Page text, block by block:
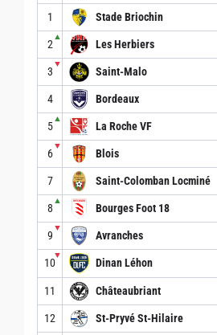
1 Stade Briochin
2
▲
Les Herbiers
3
▼
Saint-Malo
4 Bordeaux
5
▲
La Roche VF
6
▼
Blois
7 Saint-Colomban Locminé
8
▲
Bourges Foot 18
9
▼
Avranches
10
▼
Dinan Léhon
11 Châteaubriant
12 St-Pryvé St-Hilaire